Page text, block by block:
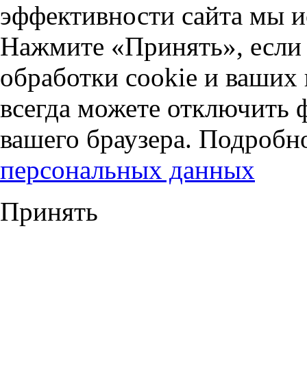
эффективности сайта мы
Нажмите «Принять», если
обработки cookie и
всегда можете отключить
вашего браузера.
персональных данных
Принять